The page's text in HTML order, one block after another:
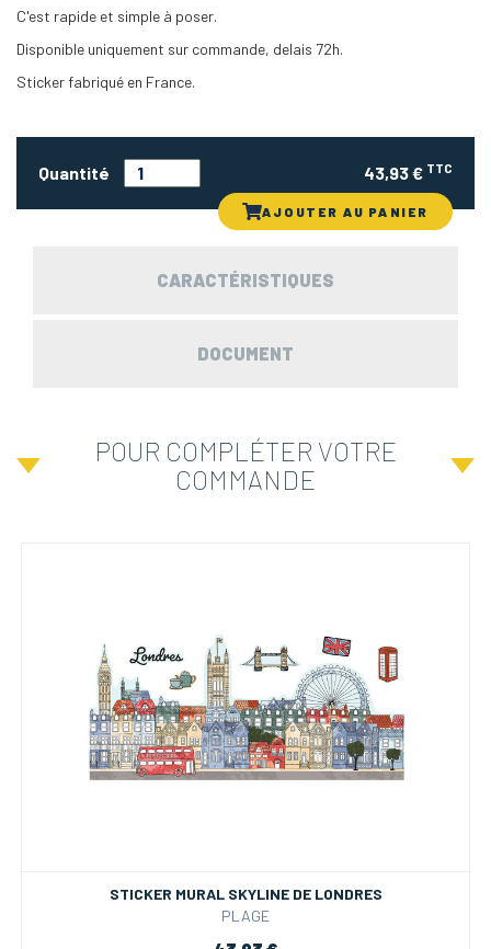
C'est rapide et simple à poser.
Disponible uniquement sur commande, delais 72h.
Sticker fabriqué en France.
Quantité 43,93 € TTC
AJOUTER AU PANIER
CARACTÉRISTIQUES
DOCUMENT
POUR COMPLÉTER VOTRE
COMMANDE
STICKER MURAL SKYLINE DE LONDRES
PLAGE